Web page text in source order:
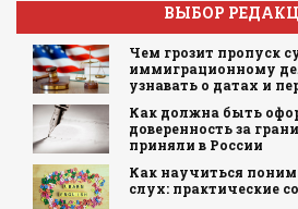
ВЫБОР
Чем грозит пропуск
иммиграционному
узнавать о датах и
Как должна быть
доверенность за
приняли в России
Как научиться
слух: практические